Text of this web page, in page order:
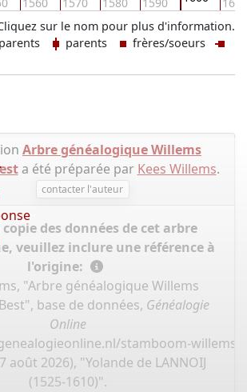
sur le nom pour plus d'information.
parents
frères/soeurs
Arbre généalogique Willems
a été préparée par Kees Willems.
contacter l'auteur
des données de cet arbre
veuillez inclure une référence à
l'origine:
"Arbre généalogique Willems
base de données, Généalogie
Online
stamboom-willems-
août 2026), "Yolande de LANNOIJ
(1525-1610)".